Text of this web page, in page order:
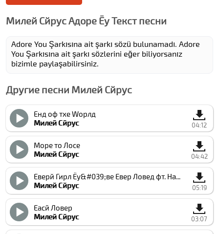
Милей Cйрус Адоре Ёу Текст песни
Adore You Şarkısına ait şarkı sözü bulunamadı. Adore
You Şarkısına ait şarkı sözlerini eğer biliyorsanız
bizimle paylaşabilirsiniz.
Другие песни Милей Cйрус
Енд оф тхе Wорлд
Милей Cйрус
04:12
Море то Лосе
Милей Cйрус
04:42
Еверй Гирл Ёу&#039;ве Евер Ловед фт. Наоми Cампбелл
Милей Cйрус
05:19
Еасй Ловер
Милей Cйрус
03:07